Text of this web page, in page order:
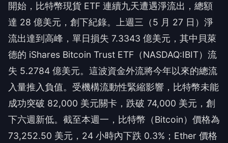
開始，比特幣現貨 ETF 連續九天遭遇淨流出，總額
達 28 億美元，創下紀錄。上週三（5 月 27 日）淨
流出達到高峰，單日損失 7.3343 億美元，其中貝萊
德的 iShares Bitcoin Trust ETF（NASDAQ:IBIT）流
失 5.2784 億美元。這波資金外流將今年以來的總流
入量推入負值。受機構流動性緊縮影響，比特幣未能
成功突破 82,000 美元關卡，跌破 74,000 美元，創
下六週新低。截至本週一，比特幣（Bitcoin）價格為
73,252.50 美元，24 小時內下跌 0.3%；Ether 價格